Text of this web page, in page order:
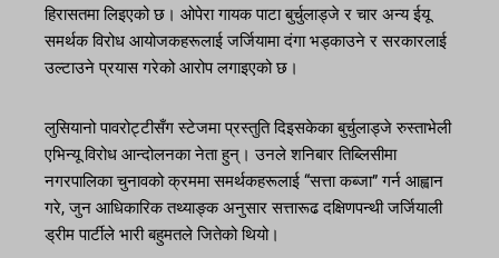
हिरासतमा लिइएको छ। ओपेरा गायक पाटा बुर्चुलाड्जे र चार अन्य ईयू
समर्थक विरोध आयोजकहरूलाई जर्जियामा दंगा भड्काउने र सरकारलाई
उल्टाउने प्रयास गरेको आरोप लगाइएको छ।
लुसियानो पावरोट्टीसँग स्टेजमा प्रस्तुति दिइसकेका बुर्चुलाड्जे रुस्ताभेली
एभिन्यू विरोध आन्दोलनका नेता हुन्। उनले शनिबार तिब्लिसीमा
नगरपालिका चुनावको क्रममा समर्थकहरूलाई “सत्ता कब्जा” गर्न आह्वान
गरे, जुन आधिकारिक तथ्याङ्क अनुसार सत्तारूढ दक्षिणपन्थी जर्जियाली
ड्रीम पार्टीले भारी बहुमतले जितेको थियो।